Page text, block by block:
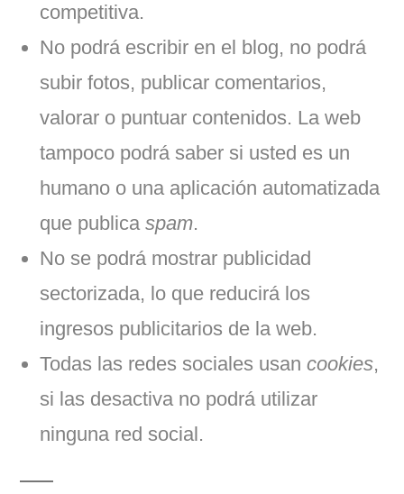
competitiva.
No podrá escribir en el blog, no podrá
subir fotos, publicar comentarios,
valorar o puntuar contenidos. La web
tampoco podrá saber si usted es un
humano o una aplicación automatizada
que publica spam.
No se podrá mostrar publicidad
sectorizada, lo que reducirá los
ingresos publicitarios de la web.
Todas las redes sociales usan cookies,
si las desactiva no podrá utilizar
ninguna red social.